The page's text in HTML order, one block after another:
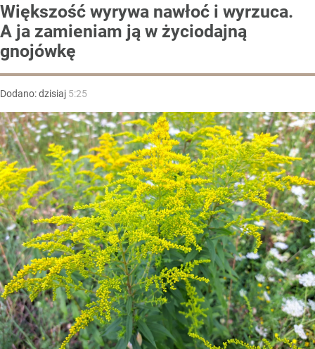
Większość wyrywa nawłoć i wyrzuca.
A ja zamieniam ją w życiodajną
gnojówkę
Dodano:dzisiaj 5:25